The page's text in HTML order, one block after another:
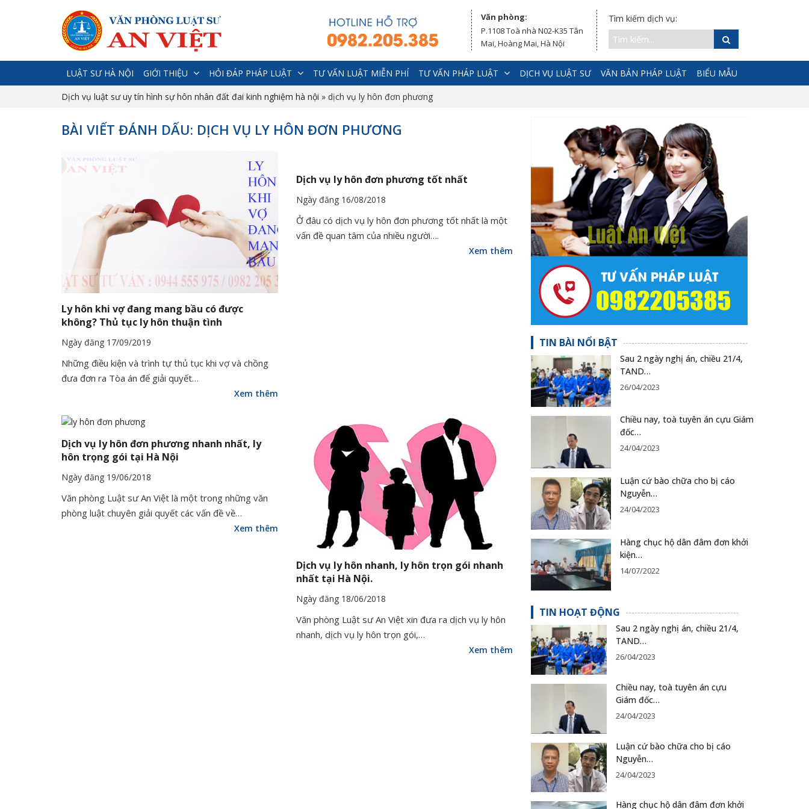
Văn phòng:
P.1108 Toà nhà N02-K35 Tân
Mai, Hoàng Mai, Hà Nội
Tìm kiếm dịch vụ:
LUẬT SƯ HÀ NỘI GIỚI THIỆU HỎI ĐÁP PHÁP LUẬT TƯ VẤN LUẬT MIỄN PHÍ TƯ VẤN PHÁP LUẬT DỊCH VỤ LUẬT SƯ VĂN BẢN PHÁP LUẬT BIỂU MẪU
Dịch vụ luật sư uy tín hình sự hôn nhân đất đai kinh nghiệm hà nội » dịch vụ ly hôn đơn phương
BÀI VIẾT ĐÁNH DẤU: DỊCH VỤ LY HÔN ĐƠN PHƯƠNG
Ly hôn khi vợ đang mang bầu có được
không? Thủ tục ly hôn thuận tình
Ngày đăng 17/09/2019
Những điều kiện và trình tự thủ tục khi vợ và chồng
đưa đơn ra Tòa án để giải quyết…
Xem thêm
Dịch vụ ly hôn đơn phương tốt nhất
Ngày đăng 16/08/2018
Ở đâu có dịch vụ ly hôn đơn phương tốt nhất là một
vấn đề quan tâm của nhiều người….
Xem thêm
Dịch vụ ly hôn đơn phương nhanh nhất, ly
hôn trọng gói tại Hà Nội
Ngày đăng 19/06/2018
Văn phòng Luật sư An Việt là một trong những văn
phòng luật chuyên giải quyết các vấn đề về…
Xem thêm
Dịch vụ ly hôn nhanh, ly hôn trọn gói nhanh
nhất tại Hà Nội.
Ngày đăng 18/06/2018
Văn phòng Luật sư An Việt xin đưa ra dịch vụ ly hôn
nhanh, dịch vụ ly hôn trọn gói,…
Xem thêm
TIN BÀI NỔI BẬT
Sau 2 ngày nghị án, chiều 21/4,
TAND…
26/04/2023
Chiều nay, toà tuyên án cựu Giám
đốc…
24/04/2023
Luận cứ bào chữa cho bị cáo
Nguyễn…
24/04/2023
Hàng chục hộ dân đâm đơn khởi
kiện…
14/07/2022
TIN HOẠT ĐỘNG
Sau 2 ngày nghị án, chiều 21/4,
TAND…
26/04/2023
Chiều nay, toà tuyên án cựu
Giám đốc…
24/04/2023
Luận cứ bào chữa cho bị cáo
Nguyễn…
24/04/2023
Hàng chục hộ dân đâm đơn khởi